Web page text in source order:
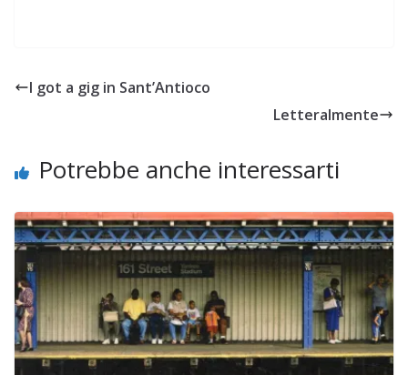
I got a gig in Sant’Antioco
Letteralmente
Potrebbe anche interessarti